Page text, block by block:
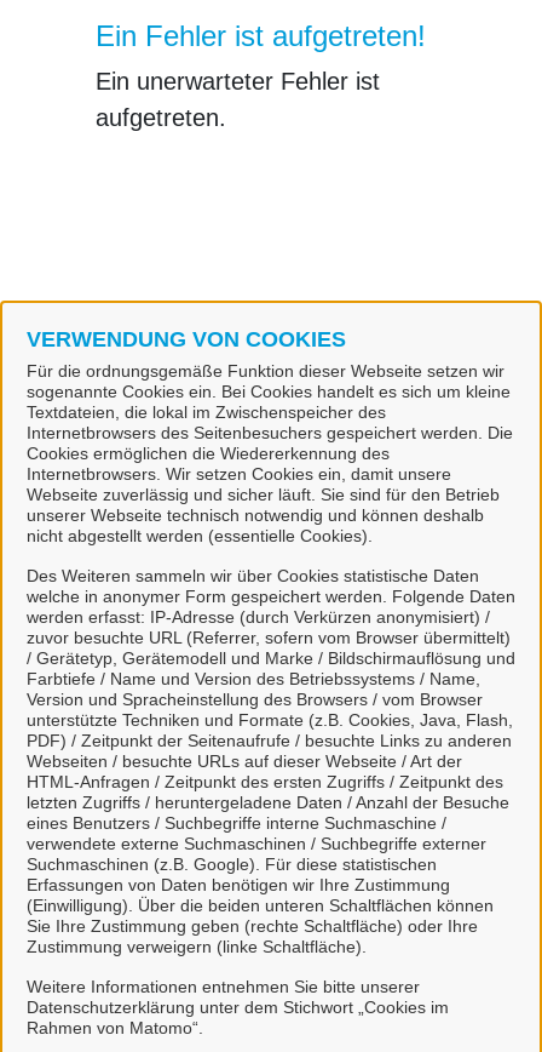
VERWENDUNG VON COOKIES
Für die ordnungsgemäße Funktion dieser Webseite setzen wir
sogenannte Cookies ein. Bei Cookies handelt es sich um kleine
Textdateien, die lokal im Zwischenspeicher des
Internetbrowsers des Seitenbesuchers gespeichert werden. Die
Cookies ermöglichen die Wiedererkennung des
Internetbrowsers. Wir setzen Cookies ein, damit unsere
Webseite zuverlässig und sicher läuft. Sie sind für den Betrieb
unserer Webseite technisch notwendig und können deshalb
nicht abgestellt werden (essentielle Cookies).
Des Weiteren sammeln wir über Cookies statistische Daten
welche in anonymer Form gespeichert werden. Folgende Daten
werden erfasst: IP-Adresse (durch Verkürzen anonymisiert) /
zuvor besuchte URL (Referrer, sofern vom Browser übermittelt)
/ Gerätetyp, Gerätemodell und Marke / Bildschirmauflösung und
Farbtiefe / Name und Version des Betriebssystems / Name,
Version und Spracheinstellung des Browsers / vom Browser
unterstützte Techniken und Formate (z.B. Cookies, Java, Flash,
PDF) / Zeitpunkt der Seitenaufrufe / besuchte Links zu anderen
Webseiten / besuchte URLs auf dieser Webseite / Art der
HTML-Anfragen / Zeitpunkt des ersten Zugriffs / Zeitpunkt des
letzten Zugriffs / heruntergeladene Daten / Anzahl der Besuche
eines Benutzers / Suchbegriffe interne Suchmaschine /
verwendete externe Suchmaschinen / Suchbegriffe externer
Suchmaschinen (z.B. Google). Für diese statistischen
Erfassungen von Daten benötigen wir Ihre Zustimmung
(Einwilligung). Über die beiden unteren Schaltflächen können
Sie Ihre Zustimmung geben (rechte Schaltfläche) oder Ihre
Zustimmung verweigern (linke Schaltfläche).
Weitere Informationen entnehmen Sie bitte unserer
Datenschutzerklärung unter dem Stichwort „Cookies im
Rahmen von Matomo“.
Ein Fehler ist aufgetreten!
Ein unerwarteter Fehler ist
aufgetreten.
Kontakt treten
Postanschrift
Gemeinde Rhauderfehn
1. Südwieke 2a
26817 Rhauderfehn
Telefon
Unter der Rufnummer 04952/903-0 erreichen Sie uns
innerhalb unserer Geschäftszeiten.
E-Mail
Bitte beachten Sie, dass Sie über einfache E-Mail-
Adressen keine Anträge verbindlich stellen oder
fristwahrend einreichend können. Hier steht Ihnen die
Rahmen dieses Portals zur Verfügung.